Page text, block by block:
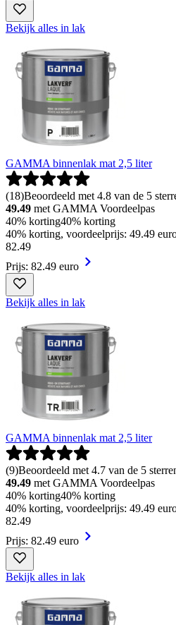
Bekijk alles in lak
GAMMA binnenlak mat 2,5 liter
(18)Beoordeeld met 4.8 van de 5
49.49 met GAMMA Voordeelpas
40% korting40% korting
40% korting, voordeelprijs: 49.49
82.49
Prijs: 82.49 euro
Bekijk alles in lak
GAMMA binnenlak mat 2,5 liter
(9)Beoordeeld met 4.7 van de 5
49.49 met GAMMA Voordeelpas
40% korting40% korting
40% korting, voordeelprijs: 49.49
82.49
Prijs: 82.49 euro
Bekijk alles in lak